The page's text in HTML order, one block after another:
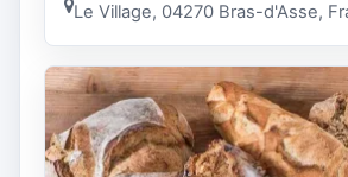
Le Village, 04270 Bras-d'Asse,